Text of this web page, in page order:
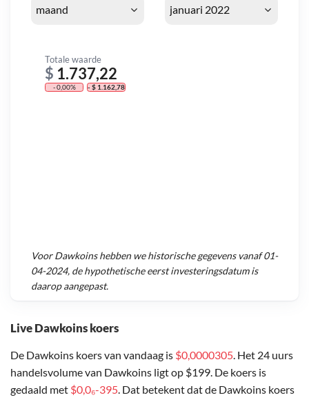
Live Dawkoins koers
De Dawkoins koers van vandaag is $0,0000305. Het 24 uurs
handelsvolume van Dawkoins ligt op $199. De koers is
gedaald met $0,0₆-395. Dat betekent dat de Dawkoins koers
Totale waarde
$ 1.737,22
- 0,00% - $ 1.162,78
VoorDawkoinshebben we historische gegevens vanaf01-
04-2024, de hypothetische eerst investeringsdatum is
daarop aangepast.